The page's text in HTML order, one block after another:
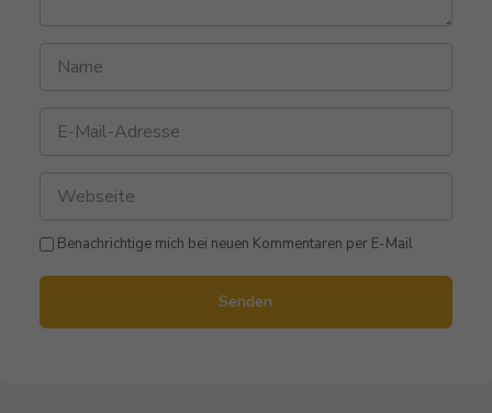
Benachrichtige mich bei neuen Kommentaren per E-Mail
Senden